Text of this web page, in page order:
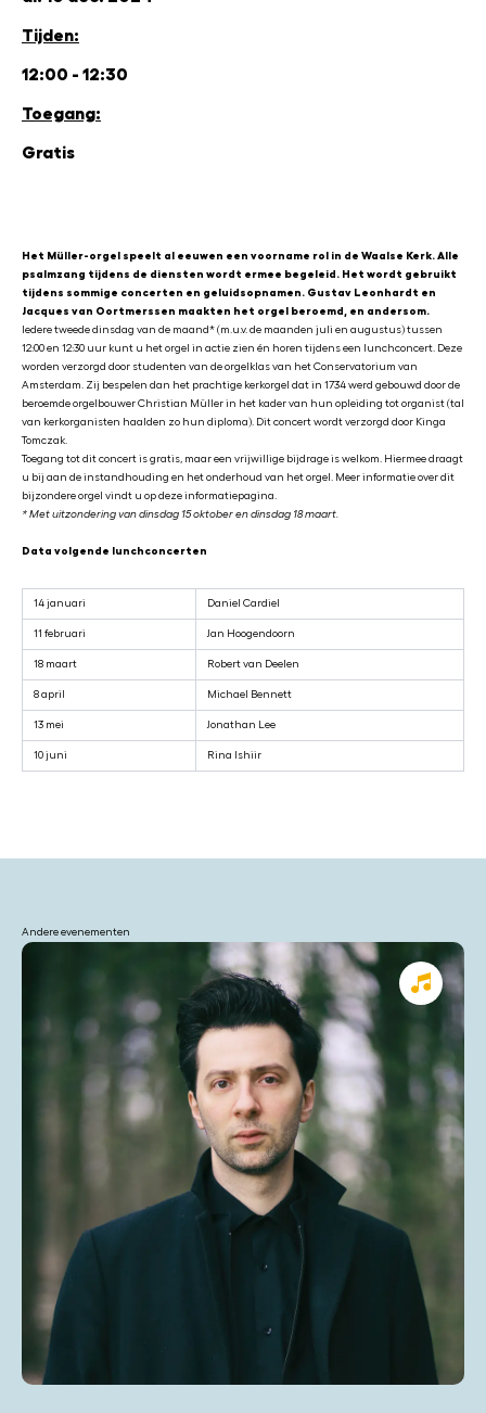
Tijden:
12:00 - 12:30
Toegang:
Gratis
Het Müller-orgel speelt al eeuwen een voorname rol in de Waalse Kerk. Alle
psalmzang tijdens de diensten wordt ermee begeleid. Het wordt gebruikt
tijdens sommige concerten en geluidsopnamen. Gustav Leonhardt en
Jacques van Oortmerssen maakten het orgel beroemd, en andersom.
Iedere tweede dinsdag van de maand* (m.u.v. de maanden juli en augustus) tussen
12:00 en 12:30 uur kunt u het orgel in actie zien én horen tijdens een lunchconcert. Deze
worden verzorgd door studenten van de orgelklas van het Conservatorium van
Amsterdam. Zij bespelen dan het prachtige kerkorgel dat in 1734 werd gebouwd door de
beroemde orgelbouwer Christian Müller in het kader van hun opleiding tot organist (tal
van kerkorganisten haalden zo hun diploma). Dit concert wordt verzorgd door Kinga
Tomczak.
Toegang tot dit concert is gratis, maar een vrijwillige bijdrage is welkom. Hiermee draagt
u bij aan de instandhouding en het onderhoud van het orgel. Meer informatie over dit
bijzondere orgel vindt u op deze informatiepagina.
* Met uitzondering van dinsdag 15 oktober en dinsdag 18 maart.
Data volgende lunchconcerten
14 januari Daniel Cardiel
11 februari Jan Hoogendoorn
18 maart Robert van Deelen
8 april Michael Bennett
13 mei Jonathan Lee
10 juni Rina Ishiir
Andere evenementen